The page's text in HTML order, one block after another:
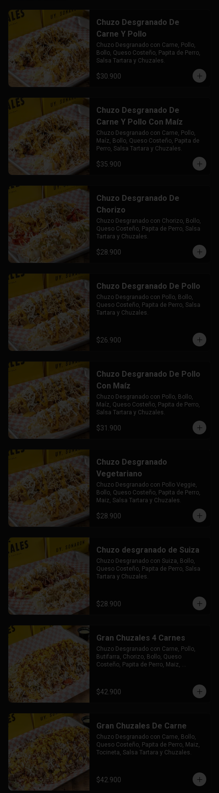
Chuzo Desgranado De
Carne Y Pollo
Chuzo Desgranado con Carne, Pollo,
Bollo, Queso Costeño, Papita de Perro,
Salsa Tartara y Chuzales.
$30.900
Chuzo Desgranado De
Carne Y Pollo Con Maíz
Chuzo Desgranado con Carne, Pollo,
Maíz, Bollo, Queso Costeño, Papita de
Perro, Salsa Tartara y Chuzales.
$35.900
Chuzo Desgranado De
Chorizo
Chuzo Desgranado con Chorizo, Bollo,
Queso Costeño, Papita de Perro, Salsa
Tartara y Chuzales.
$28.900
Chuzo Desgranado De Pollo
Chuzo Desgranado con Pollo, Bollo,
Queso Costeño, Papita de Perro, Salsa
Tartara y Chuzales.
$26.900
Chuzo Desgranado De Pollo
Con Maíz
Chuzo Desgranado con Pollo, Bollo,
Maíz, Queso Costeño, Papita de Perro,
Salsa Tartara y Chuzales.
$31.900
Chuzo Desgranado
Vegetariano
Chuzo Desgranado con Pollo Veggie,
Bollo, Queso Costeño, Papita de Perro,
Maiz, Salsa Tartara y Chuzales.
$28.900
Chuzo desgranado de Suiza
Chuzo Desgranado con Suiza, Bollo,
Queso Costeño, Papita de Perro, Salsa
Tartara y Chuzales.
$28.900
Gran Chuzales 4 Carnes
Chuzo Desgranado con Carne, Pollo,
Butifarra, Chorizo, Bollo, Queso
Costeño, Papita de Perro, Maiz,
$42.900
Gran Chuzales De Carne
Chuzo Desgranado con Carne, Bollo,
Queso Costeño, Papita de Perro, Maiz,
Tocineta, Salsa Tartara y Chuzales.
$42.900